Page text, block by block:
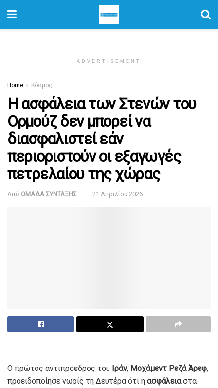
ADVERTISEMENT
Home Κόσμος
Η ασφάλεια των Στενών του
Ορμούζ δεν μπορεί να
διασφαλιστεί εάν
περιοριστούν οι εξαγωγές
πετρελαίου της χώρας
Από ΟΜΑΔΑ ΣΥΝΤΑΞΗΣ 21 Απριλίου 2026
Ο πρώτος αντιπρόεδρος του Ιράν, Μοχάμεντ Ρεζά Άρεφ,
προειδοποίησε νωρίς τη Δευτέρα ότι η ασφάλειαστα